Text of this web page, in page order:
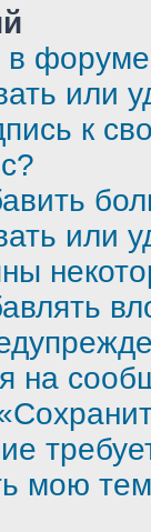
в
или
к
или
на
мою